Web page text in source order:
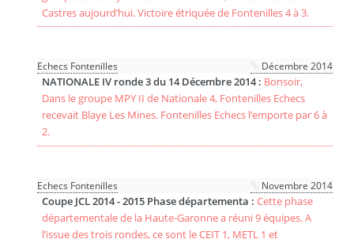
Castres aujourd’hui. Victoire étriquée de Fontenilles 4 à 3.
Echecs Fontenilles Décembre 2014
NATIONALE IV ronde 3 du 14 Décembre 2014 : Bonsoir,
Dans le groupe MPY II de Nationale 4, Fontenilles Echecs
recevait Blaye Les Mines. Fontenilles Echecs l’emporte par 6 à
2.
Echecs Fontenilles Novembre 2014
Coupe JCL 2014 - 2015 Phase départementa :Cette phase
départementale de la Haute-Garonne a réuni 9 équipes. A
l’issue des trois rondes, ce sont le CEIT 1, METL 1 et